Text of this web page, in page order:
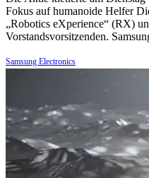
Fokus auf humanoide Helfer
„Robotics eXperience“ (RX)
Vorstandsvorsitzenden.
Samsung Electronics